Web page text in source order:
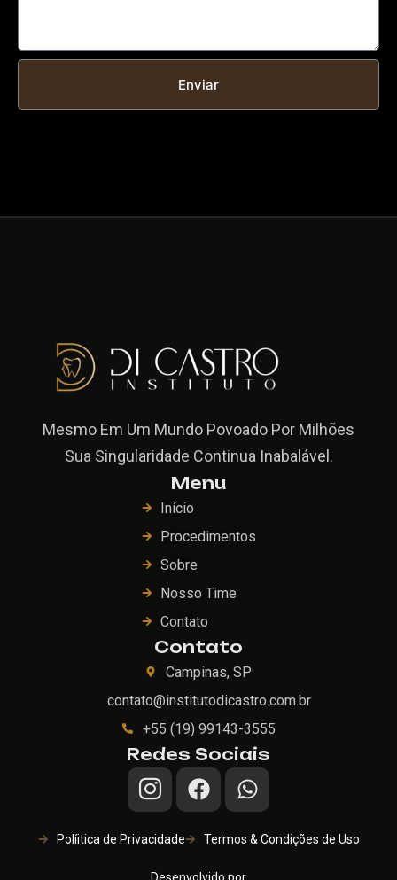
Enviar
Mesmo Em Um Mundo Povoado Por Milhões
Sua Singularidade Continua Inabalável.
Menu
Início
Procedimentos
Sobre
Nosso Time
Contato
Contato
Campinas, SP
contato@institutodicastro.com.br
+55 (19) 99143-3555
Redes Sociais
Desenvolvido por
Políitica de Privacidade Termos & Condições de Uso